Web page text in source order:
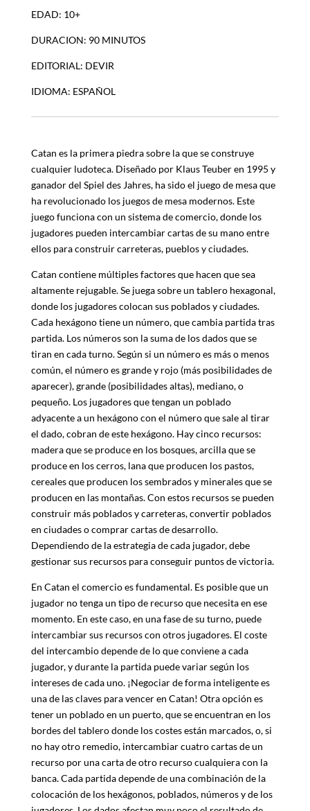
EDAD: 10+
DURACION: 90 MINUTOS
EDITORIAL: DEVIR
IDIOMA: ESPAÑOL
Catan es la primera piedra sobre la que se construye
cualquier ludoteca. Diseñado por Klaus Teuber en 1995 y
ganador del Spiel des Jahres, ha sido el juego de mesa que
ha revolucionado los juegos de mesa modernos. Este
juego funciona con un sistema de comercio, donde los
jugadores pueden intercambiar cartas de su mano entre
ellos para construir carreteras, pueblos y ciudades.
Catan contiene múltiples factores que hacen que sea
altamente rejugable. Se juega sobre un tablero hexagonal,
donde los jugadores colocan sus poblados y ciudades.
Cada hexágono tiene un número, que cambia partida tras
partida. Los números son la suma de los dados que se
tiran en cada turno. Según si un número es más o menos
común, el número es grande y rojo (más posibilidades de
aparecer), grande (posibilidades altas), mediano, o
pequeño. Los jugadores que tengan un poblado
adyacente a un hexágono con el número que sale al tirar
el dado, cobran de este hexágono. Hay cinco recursos:
madera que se produce en los bosques, arcilla que se
produce en los cerros, lana que producen los pastos,
cereales que producen los sembrados y minerales que se
producen en las montañas. Con estos recursos se pueden
construir más poblados y carreteras, convertir poblados
en ciudades o comprar cartas de desarrollo.
Dependiendo de la estrategia de cada jugador, debe
gestionar sus recursos para conseguir puntos de victoria.
En Catan el comercio es fundamental. Es posible que un
jugador no tenga un tipo de recurso que necesita en ese
momento. En este caso, en una fase de su turno, puede
intercambiar sus recursos con otros jugadores. El coste
del intercambio depende de lo que conviene a cada
jugador, y durante la partida puede variar según los
intereses de cada uno. ¡Negociar de forma inteligente es
una de las claves para vencer en Catan! Otra opción es
tener un poblado en un puerto, que se encuentran en los
bordes del tablero donde los costes están marcados, o, si
no hay otro remedio, intercambiar cuatro cartas de un
recurso por una carta de otro recurso cualquiera con la
banca. Cada partida depende de una combinación de la
colocación de los hexágonos, poblados, números y de los